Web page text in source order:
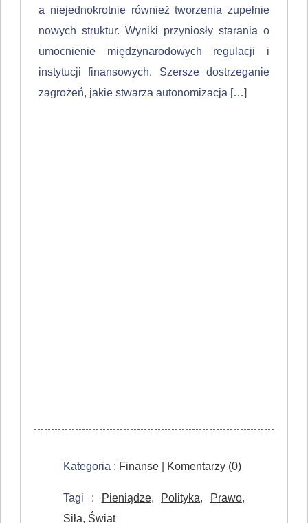
a niejedno­krotnie również tworzenia zupełnie
nowych struktur. Wyniki przyniosły starania o
umocnienie międzynarodowych regulacji i
instytucji finansowych. Szersze dostrzeganie
zagrożeń, jakie stwarza autonomizacja […]
Kategoria : Finanse Komentarzy (0)
Tagi : Pieniądze, Polityka, Prawo,
Siła, Świat